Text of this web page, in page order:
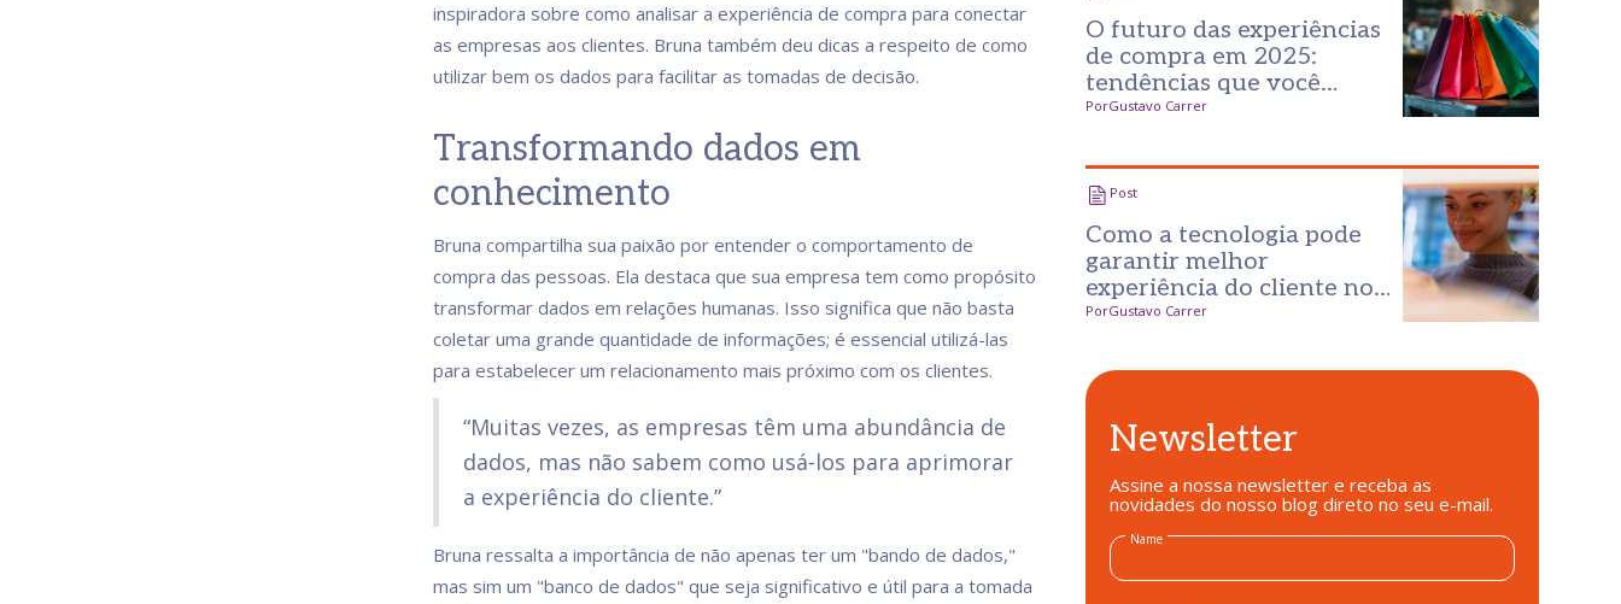
inspiradora sobre como analisar a experiência de compra para conectar
as empresas aos clientes. Bruna também deu dicas a respeito de como
utilizar bem os dados para facilitar as tomadas de decisão.
Transformando dados em
conhecimento
Bruna compartilha sua paixão por entender o comportamento de
compra das pessoas. Ela destaca que sua empresa tem como propósito
transformar dados em relações humanas. Isso significa que não basta
coletar uma grande quantidade de informações; é essencial utilizá-las
para estabelecer um relacionamento mais próximo com os clientes.
“Muitas vezes, as empresas têm uma abundância de
dados, mas não sabem como usá-los para aprimorar
a experiência do cliente.”
Bruna ressalta a importância de não apenas ter um "bando de dados,"
mas sim um "banco de dados" que seja significativo e útil para a tomada
O futuro das experiências
de compra em 2025:
tendências que você
precisa conhecer
PorGustavo Carrer
Post
Como a tecnologia pode
garantir melhor
experiência do cliente no
varejo?
PorGustavo Carrer
Newsletter
Assine a nossa newsletter e receba as
novidades do nosso blog direto no seu e-mail.
Name